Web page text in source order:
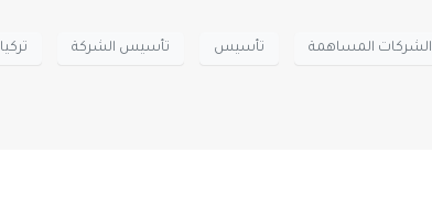
الشركات المساهمة تأسيس تأسيس الشركة تركيا